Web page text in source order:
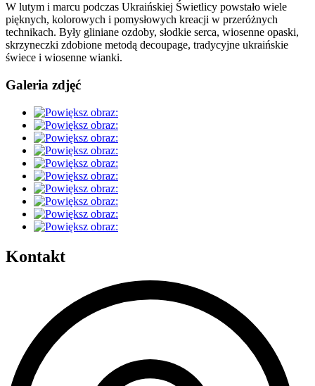
W lutym i marcu podczas Ukraińskiej Świetlicy powstało wiele
pięknych, kolorowych i pomysłowych kreacji w przeróżnych
technikach. Były gliniane ozdoby, słodkie serca, wiosenne opaski,
skrzyneczki zdobione metodą decoupage, tradycyjne ukraińskie
świece i wiosenne wianki.
Galeria zdjęć
Kontakt